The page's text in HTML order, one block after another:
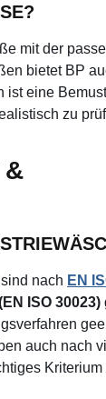
mit der
bietet BP
ist eine
zu
&
nach EN
ISO 30023)
auch nach
Kriterium